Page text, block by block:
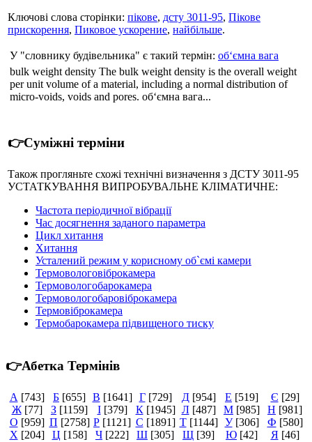
Ключові слова сторінки: пікове, дсту 3011-95, Пікове
прискорення, Пиковое ускорение, найбільше.
У "словнику будівельника" є такий термін: об‘ємна вага
bulk weight density The bulk weight density is the overall weight
per unit volume of a material, including a normal distribution of
micro-voids, voids and pores. об‘ємна вага...
👉Суміжні терміни
Також прогляньте схожі технічні визначення з ДСТУ 3011-95
УСТАТКУВАННЯ ВИПРОБУВАЛЬНЕ КЛІМАТИЧНЕ:
Частота періодичної вібрації
Час досягнення заданого параметра
Цикл хитання
Хитання
Усталений режим у корисному об`ємі камери
Термовологовіброкамера
Термовологобарокамера
Термовологобаровіброкамера
Термовіброкамера
Термобарокамера підвищеного тиску
👉Абетка Термінів
А [743] Б [655] В [1641] Г [729] Д [954] Е [519] Є [29]
Ж [77] З [1159] І [379] К [1945] Л [487] М [985] Н [981]
О [959] П [2758] Р [1121] С [1891] Т [1144] У [306] Ф [580]
Х [204] Ц [158] Ч [222] Ш [305] Щ [39] Ю [42] Я [46]